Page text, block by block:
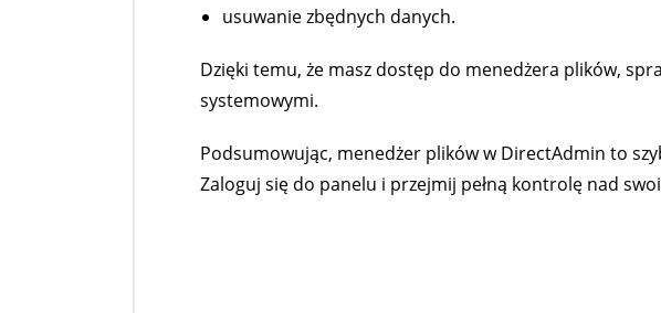
usuwanie zbędnych danych.
Dzięki temu, że masz dostęp do menedżera plików,
systemowymi.
Podsumowując, menedżer plików w DirectAdmin to
Zaloguj się do panelu i przejmij pełną kontrolę nad